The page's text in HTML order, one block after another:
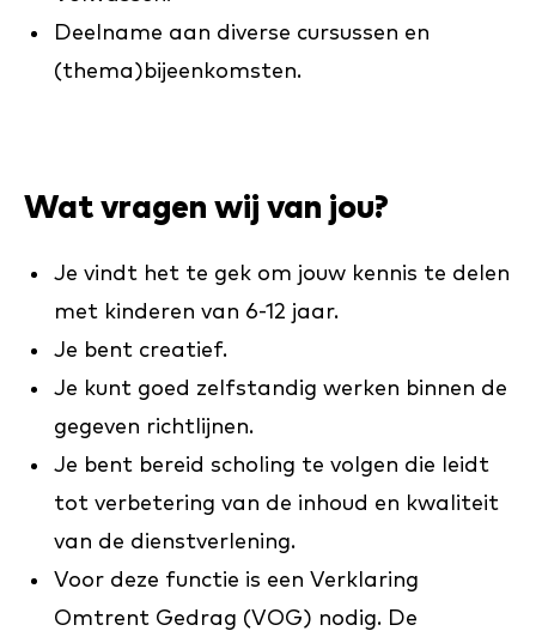
Deelname aan diverse cursussen en
(thema)bijeenkomsten.
Wat vragen wij van jou?
Je vindt het te gek om jouw kennis te delen
met kinderen van 6-12 jaar.
Je bent creatief.
Je kunt goed zelfstandig werken binnen de
gegeven richtlijnen.
Je bent bereid scholing te volgen die leidt
tot verbetering van de inhoud en kwaliteit
van de dienstverlening.
Voor deze functie is een Verklaring
Omtrent Gedrag (VOG) nodig. De